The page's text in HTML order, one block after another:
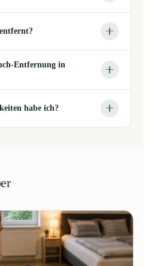
Entfernung in
habe ich?